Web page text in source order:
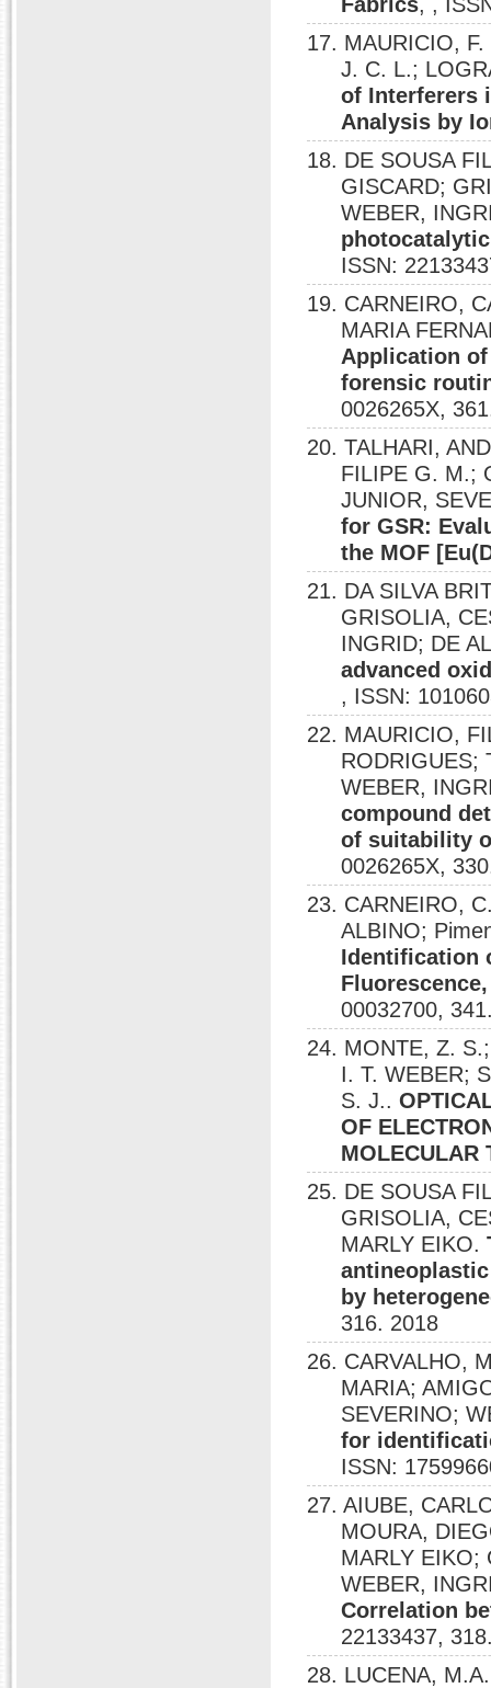
17. MAURICIO,
J. C. L.;
of Interferers
Analysis by
18. DE SOUSA
GISCARD;
WEBER,
ISSN:
19. CARNEIRO,
MARIA
Application
forensic
0026265X,
20. TALHARI,
FILIPE G. M.;
JUNIOR,
for GSR:
the MOF
21. DA SILVA
GRISOLIA,
INGRID; DE
advanced
, ISSN:
22. MAURICIO,
RODRIGUES;
WEBER,
compound
of suitability
0026265X,
23. CARNEIRO,
ALBINO;
Identification
00032700,
24. MONTE, Z.
I. T. WEBER;
S. J..
OF
MOLECULAR
25. DE SOUSA
GRISOLIA,
MARLY EIKO.
by
316. 2018
26. CARVALHO,
MARIA;
SEVERINO;
for
ISSN:
27. AIUBE,
MOURA,
MARLY EIKO;
WEBER,
Correlation
22133437,
28. LUCENA,